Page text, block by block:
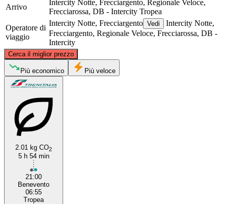
Arrivo
Intercity Notte, Frecciargento, Regionale Veloce,
Frecciarossa, DB - Intercity Tropea
Operatore di
viaggio
Intercity Notte, Frecciargento Vedi
Intercity Notte,
Frecciargento, Regionale Veloce, Frecciarossa, DB -
Intercity
Cerca il miglior prezzo
Benevento
Più economico Più veloce
2.01 kg CO2
5 h 54 min
21:00
Benevento
06:55
Tropea